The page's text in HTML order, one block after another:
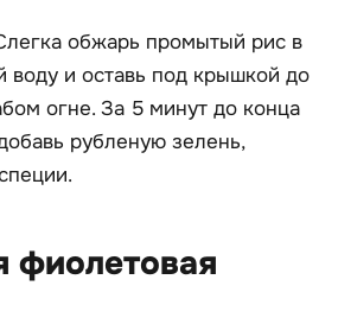
обжарь промытый рис в
воду и оставь под крышкой до
огне. За 5 минут до конца
рубленую зелень,
фиолетовая